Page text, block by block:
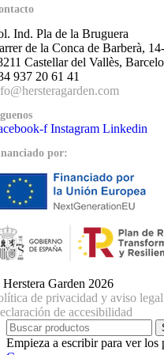
Ind. Pla de la Bruguera
de la Conca de Barberà,
Castellar del Vallès,
937 20 61 41
f Instagram Linkedin
por:
Garden 2026
de privacidad y aviso legal
de accesibilidad
Empieza a escribir para ver los